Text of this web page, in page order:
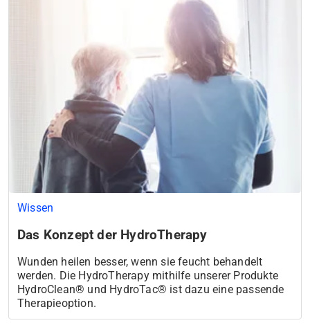
Wissen
Das Konzept der HydroTherapy
Wunden heilen besser, wenn sie feucht behandelt
werden. Die Hydro­Therapy mithilfe unserer Produkte
HydroClean® und HydroTac® ist dazu eine passende
Therapieoption.